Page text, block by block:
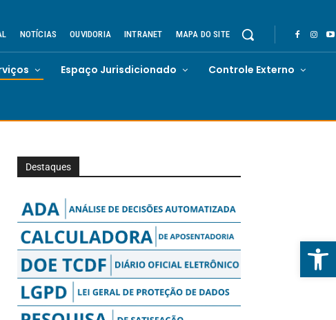
Abrir
NOTÍCIAS OUVIDORIA INTRANET MAPA DO SITE
Espaço Jurisdicionado Controle Externo
Destaques